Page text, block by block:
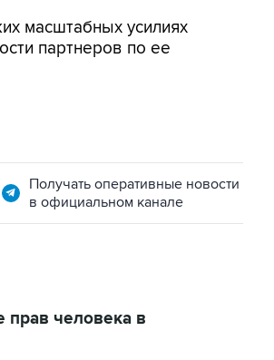
масштабных усилиях
партнеров по ее
Получать оперативные новости
в официальном канале
прав человека в